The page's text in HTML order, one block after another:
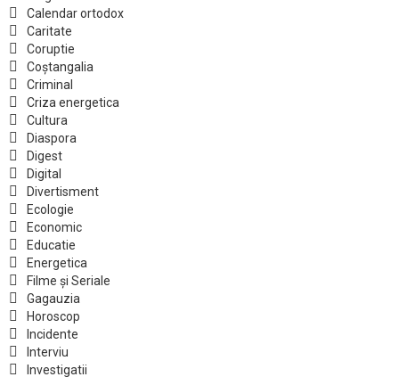
Calendar ortodox
Caritate
Coruptie
Coștangalia
Criminal
Criza energetica
Cultura
Diaspora
Digest
Digital
Divertisment
Ecologie
Economic
Educatie
Energetica
Filme și Seriale
Gagauzia
Horoscop
Incidente
Interviu
Investigatii